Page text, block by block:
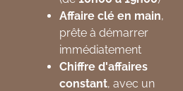
Affaire clé en main,
prête à démarrer
immédiatement
Chiffre d'affaires
constant, avec un